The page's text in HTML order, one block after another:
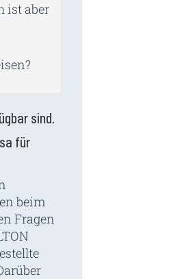
ist aber
sind.
für
beim
Fragen